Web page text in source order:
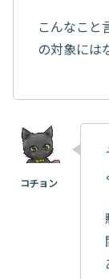
こんなこと
の対象には